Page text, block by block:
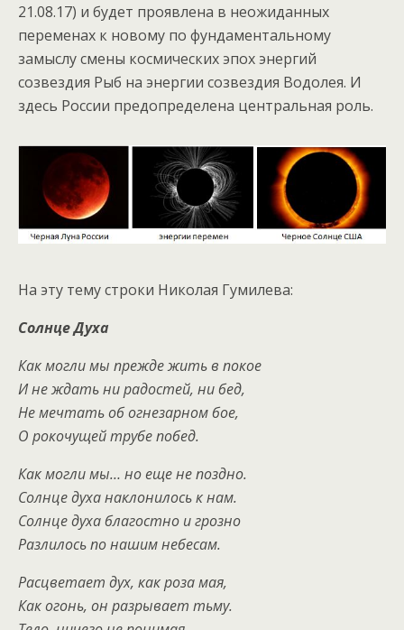
21.08.17) и будет проявлена в неожиданных
переменах к новому по фундаментальному
замыслу смены космических эпох энергий
созвездия Рыб на энергии созвездия Водолея. И
здесь России предопределена центральная роль.
На эту тему строки Николая Гумилева:
Солнце Духа
Как могли мы прежде жить в покое
И не ждать ни радостей, ни бед,
Не мечтать об огнезарном бое,
О рокочущей трубе побед.
Как могли мы… но еще не поздно.
Солнце духа наклонилось к нам.
Солнце духа благостно и грозно
Разлилось по нашим небесам.
Расцветает дух, как роза мая,
Как огонь, он разрывает тьму.